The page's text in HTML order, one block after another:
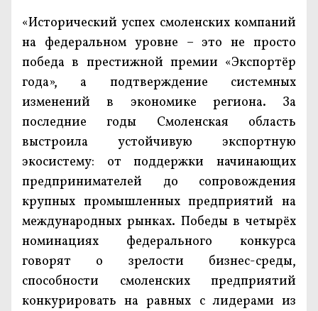
«Исторический успех смоленских компаний
на федеральном уровне – это не просто
победа в престижной премии «Экспортёр
года», а подтверждение системных
изменений в экономике региона. За
последние годы Смоленская область
выстроила устойчивую экспортную
экосистему: от поддержки начинающих
предпринимателей до сопровождения
крупных промышленных предприятий на
международных рынках. Победы в четырёх
номинациях федерального конкурса
говорят о зрелости бизнес-среды,
способности смоленских предприятий
конкурировать на равных с лидерами из